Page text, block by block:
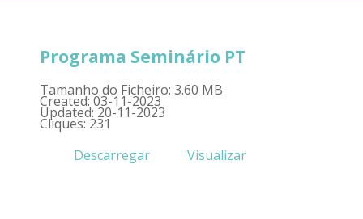
Programa Seminário PT
Tamanho do Ficheiro: 3.60 MB
Created: 03-11-2023
Updated: 20-11-2023
Cliques: 231
Descarregar
Visualizar